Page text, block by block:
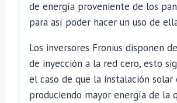
de energía proveniente de los
para así poder hacer un uso de
Los inversores Fronius disponen
de inyección a la red cero, esto
el caso de que la instalación solar
produciendo mayor energía de la